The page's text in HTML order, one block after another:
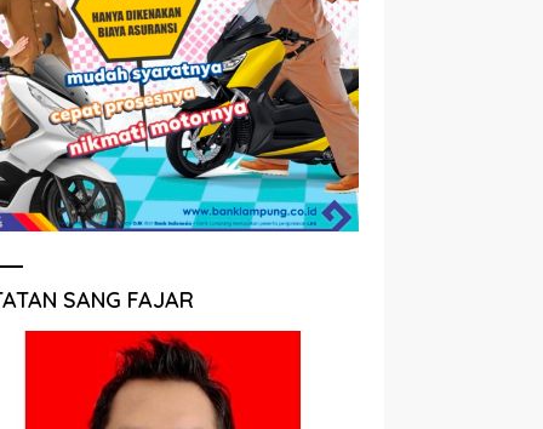
SANG FAJAR